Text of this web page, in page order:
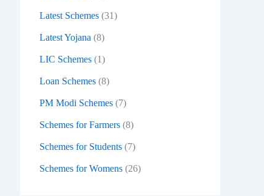
Latest Schemes (31)
Latest Yojana (8)
LIC Schemes (1)
Loan Schemes (8)
PM Modi Schemes (7)
Schemes for Farmers (8)
Schemes for Students (7)
Schemes for Womens (26)